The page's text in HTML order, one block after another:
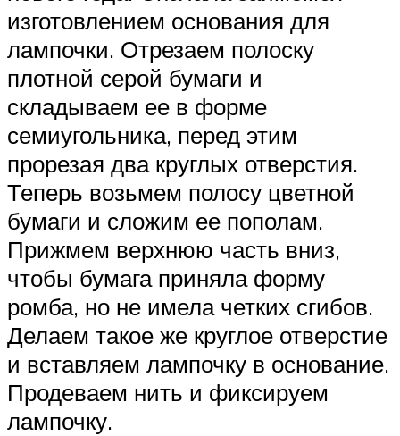
изготовлением основания для
лампочки. Отрезаем полоску
плотной серой бумаги и
складываем ее в форме
семиугольника, перед этим
прорезая два круглых отверстия.
Теперь возьмем полосу цветной
бумаги и сложим ее пополам.
Прижмем верхнюю часть вниз,
чтобы бумага приняла форму
ромба, но не имела четких сгибов.
Делаем такое же круглое отверстие
и вставляем лампочку в основание.
Продеваем нить и фиксируем
лампочку.